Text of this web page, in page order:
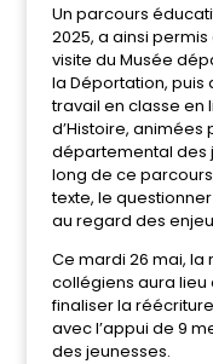
Un parcours
2025, a ainsi
visite du Musée
la Déportation,
travail en classe en
d’Histoire,
départemental des
long de ce
texte, le
au regard des
Ce mardi 26 mai, la
collégiens aura lieu
finaliser la
avec l’appui de 9
des jeunesses.